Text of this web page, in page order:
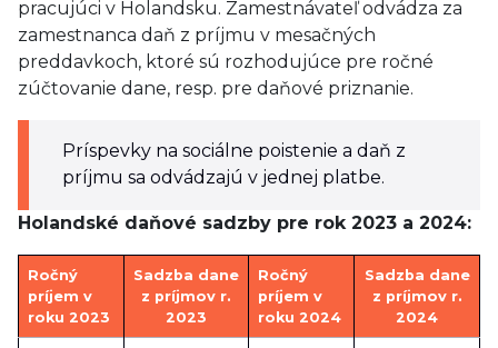
pracujúci v Holandsku. Zamestnávateľ odvádza za
zamestnanca daň z príjmu v mesačných
preddavkoch, ktoré sú rozhodujúce pre ročné
zúčtovanie dane, resp. pre daňové priznanie.
Príspevky na sociálne poistenie a daň z
príjmu sa odvádzajú v jednej platbe.
Holandské daňové sadzby pre rok 2023 a 2024:
Ročný
príjem v
roku 2023
Sadzba dane
z príjmov r.
2023
Ročný
príjem v
roku 2024
Sadzba dane
z príjmov r.
2024